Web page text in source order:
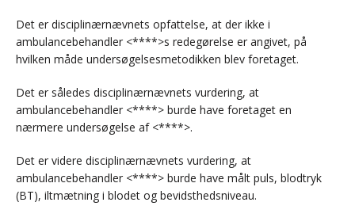
Det er disciplinærnævnets opfattelse, at der ikke i
ambulancebehandler <****>s redegørelse er angivet, på
hvilken måde undersøgelsesmetodikken blev foretaget.
Det er således disciplinærnævnets vurdering, at
ambulancebehandler <****> burde have foretaget en
nærmere undersøgelse af <****>.
Det er videre disciplinærnævnets vurdering, at
ambulancebehandler <****> burde have målt puls, blodtryk
(BT), iltmætning i blodet og bevidsthedsniveau.